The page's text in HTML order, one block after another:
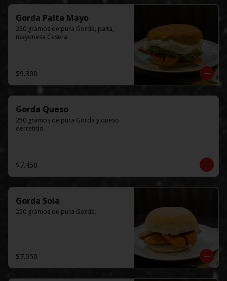
Gorda Palta Mayo
250 gramos de pura Gorda, palta,
mayonesa Casera.
$9.300
Gorda Queso
250 gramos de pura Gorda y queso
derretido
$7.450
Gorda Sola
250 gramos de pura Gorda.
$7.050